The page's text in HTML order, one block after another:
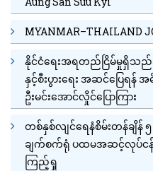
MYANMAR–THAILAND
နိုင်ငံရေးအရတည်ငြိမ်မှုရှိသ
နှင့်စီးပွားရေး အဆင်ပြေရ
ဦးမင်းအောင်လှိုင်ပြောကြား
တစ်နှစ်လျင်ရေနံစိမ်းတန်ချိ
ချက်စက်ရုံ ပထမအဆင့်လုပ်ငန်း
ကြည့်ရှု